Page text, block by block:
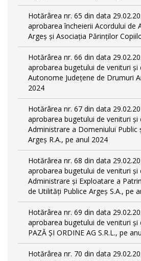
Hotărârea nr. 65 din data
aprobarea încheierii Acordului de
Argeș și Asociația Părinților
Hotărârea nr. 66 din data
aprobarea bugetului de venituri și
Autonome Județene de Drumuri
2024
Hotărârea nr. 67 din data
aprobarea bugetului de venituri și
Administrare a Domeniului Public
Argeș R.A., pe anul 2024
Hotărârea nr. 68 din data
aprobarea bugetului de venituri și
Administrare și Exploatare a
de Utilități Publice Argeș S.A., pe
Hotărârea nr. 69 din data
aprobarea bugetului de venituri și
PAZĂ ȘI ORDINE AG S.R.L., pe
Hotărârea nr. 70 din data